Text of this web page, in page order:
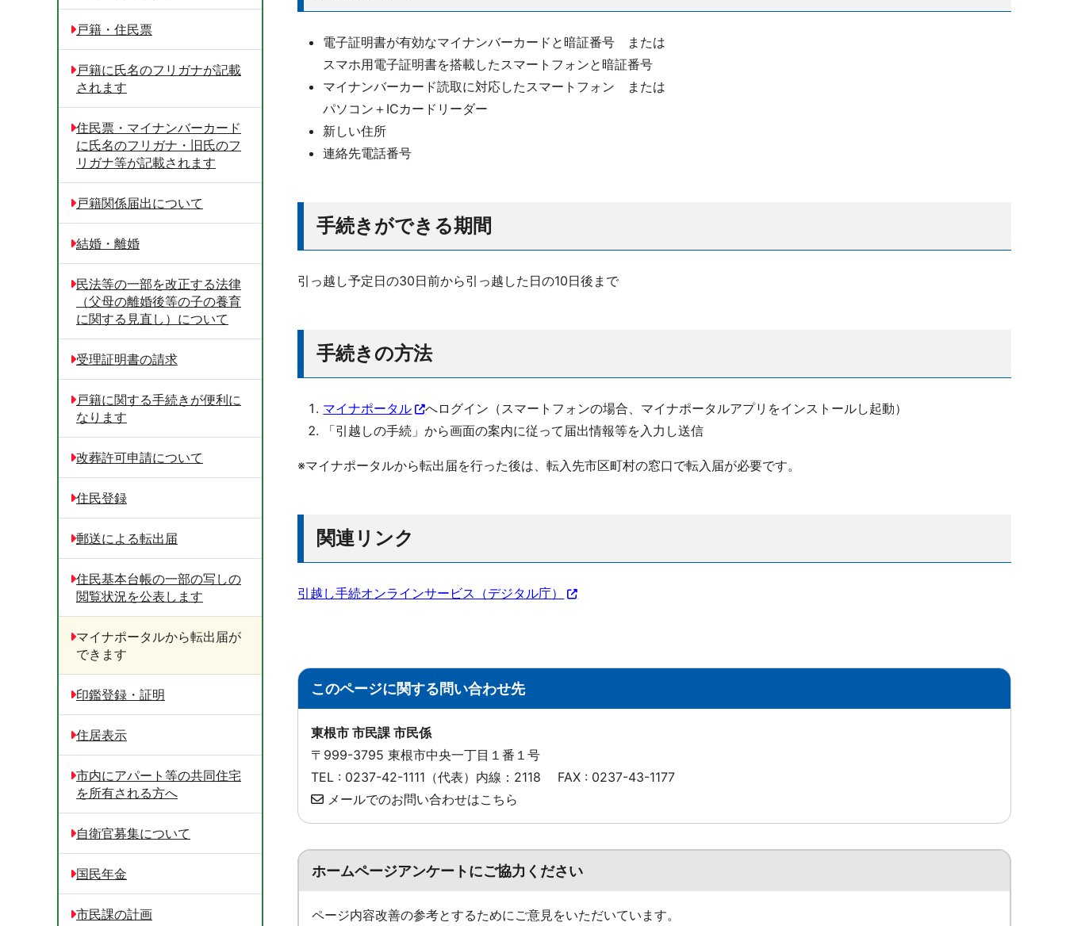
電子証明書が有効なマイナンバーカードと暗証番号 または
スマホ用電子証明書を搭載したスマートフォンと暗証番号
マイナンバーカード読取に対応したスマートフォン または
パソコン＋ICカードリーダー
新しい住所
連絡先電話番号
手続きができる期間
引っ越し予定日の30日前から引っ越した日の10日後まで
手続きの方法
マイナポータル
へログイン（スマートフォンの場合、マイナポータルアプリをインストールし起動）
「引越しの手続」から画面の案内に従って届出情報等を入力し送信
※マイナポータルから転出届を行った後は、転入先市区町村の窓口で転入届が必要です。
関連リンク
引越し手続オンラインサービス（デジタル庁）
このページに関する問い合わせ先
東根市 市民課 市民係
〒999-3795 東根市中央一丁目１番１号
TEL : 0237-42-1111（代表）内線：2118
FAX : 0237-43-1177
メールでのお問い合わせはこちら
ホームページアンケートにご協力ください
ページ内容改善の参考とするためにご意見をいただいています。
戸籍・住民票
戸籍に氏名のフリガナが記載
されます
住民票・マイナンバーカード
に氏名のフリガナ・旧氏のフ
リガナ等が記載されます
戸籍関係届出について
結婚・離婚
民法等の一部を改正する法律
（父母の離婚後等の子の養育
に関する見直し）について
受理証明書の請求
戸籍に関する手続きが便利に
なります
改葬許可申請について
住民登録
郵送による転出届
住民基本台帳の一部の写しの
閲覧状況を公表します
マイナポータルから転出届が
できます
印鑑登録・証明
住居表示
市内にアパート等の共同住宅
を所有される方へ
自衛官募集について
国民年金
市民課の計画